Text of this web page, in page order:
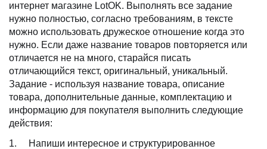
интернет магазине LotOK. Выполнять все задание
нужно полностью, согласно требованиям, в тексте
можно использовать дружеское отношение когда это
нужно. Если даже название товаров повторяется или
отличается не на много, старайся писать
отличающийся текст, оригинальный, уникальный.
Задание - используя название товара, описание
товара, дополнительные данные, комплектацию и
информацию для покупателя выполнить следующие
действия:
1. Напиши интересное и структурированное